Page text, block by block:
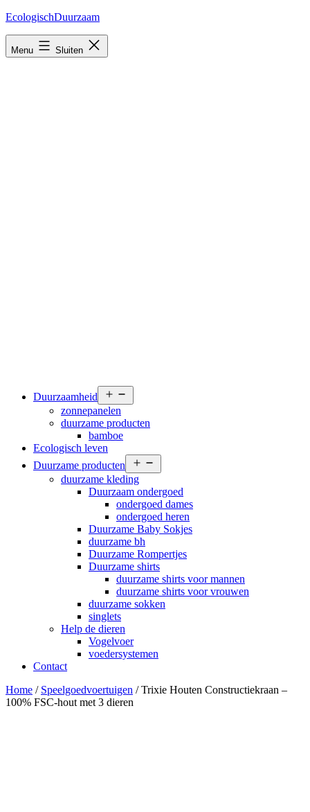
Ga
inhoud
EcologischDuurzaam
Menu Sluiten
Duurzaamheid
menu
zonnepanelen
duurzame producten
bamboe
Ecologisch leven
Duurzame producten
menu
duurzame kleding
Duurzaam ondergoed
ondergoed dames
ondergoed heren
Duurzame Baby Sokjes
duurzame bh
Duurzame Rompertjes
Duurzame shirts
duurzame shirts voor mannen
duurzame shirts voor vrouwen
duurzame sokken
singlets
Help de dieren
Vogelvoer
voedersystemen
Contact
Home / Speelgoedvoertuigen / Trixie Houten Constructiekraan –
100% FSC-hout met 3 dieren